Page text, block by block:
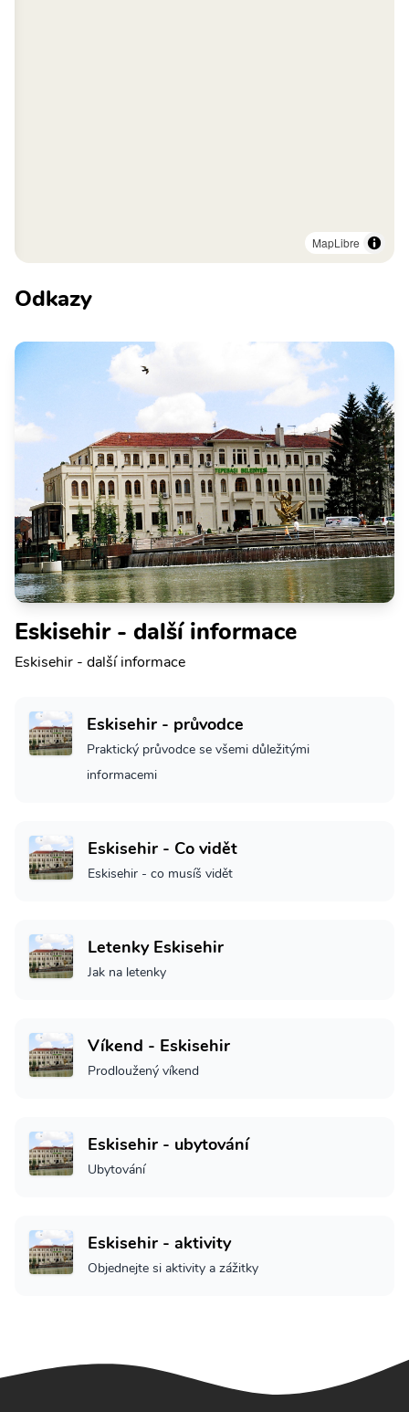
MapLibre
Odkazy
Eskisehir - další informace
Eskisehir - další informace
Eskisehir - průvodce
Praktický průvodce se všemi důležitými
informacemi
Eskisehir - Co vidět
Eskisehir - co musíš vidět
Letenky Eskisehir
Jak na letenky
Víkend - Eskisehir
Prodloužený víkend
Eskisehir - ubytování
Ubytování
Eskisehir - aktivity
Objednejte si aktivity a zážitky